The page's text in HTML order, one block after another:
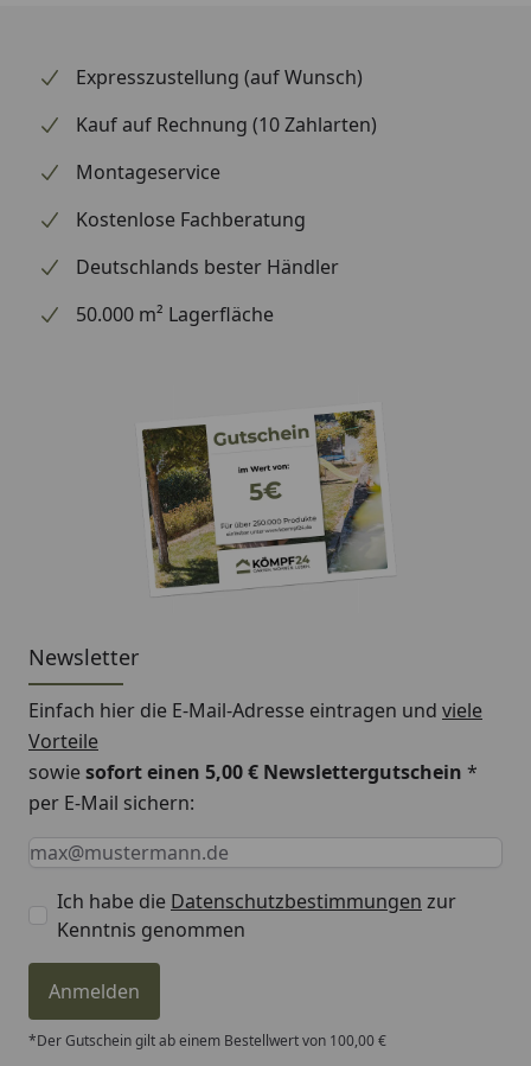
Expresszustellung (auf Wunsch)
Kauf auf Rechnung (10 Zahlarten)
Montageservice
Kostenlose Fachberatung
Deutschlands bester Händler
50.000 m² Lagerfläche
Newsletter
Einfach hier die E-Mail-Adresse eintragen und viele
Vorteile
sowiesofort einen 5,00 € Newslettergutschein *
per E-Mail sichern:
Keine Eingabe erforderlich
Eingabe erforderlich
E-Mail *
Ich habe die Datenschutzbestimmungen zur
Kenntnis genommen
Anmelden
*Der Gutschein gilt ab einem Bestellwert von 100,00 €